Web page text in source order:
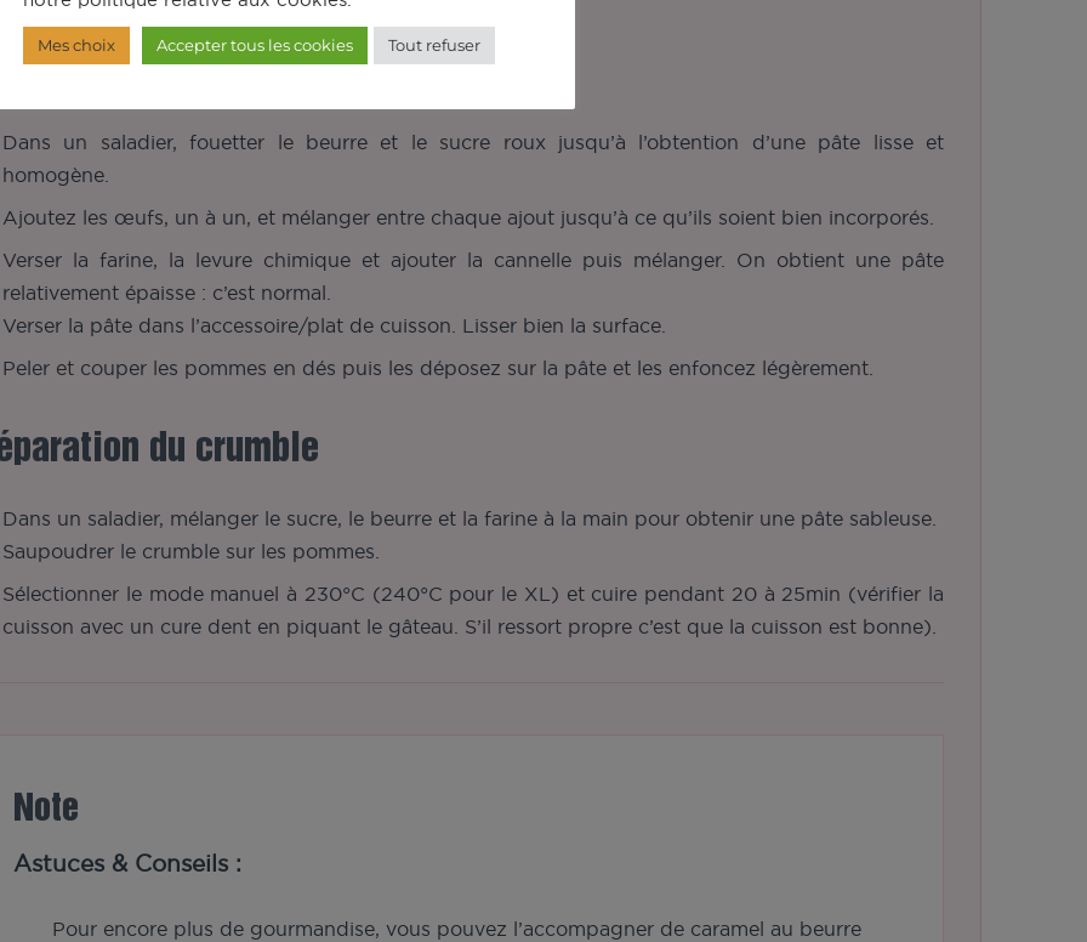
du gâteau
Dans un saladier, fouetter le beurre et le sucre roux jusqu’à l’obtention d’une pâte lisse et
homogène.
Ajoutez les œufs, un à un, et mélanger entre chaque ajout jusqu’à ce qu’ils soient bien incorporés.
Verser la farine, la levure chimique et ajouter la cannelle puis mélanger. On obtient une pâte
relativement épaisse : c’est normal.
Verser la pâte dans l’accessoire/plat de cuisson. Lisser bien la surface.
Peler et couper les pommes en dés puis les déposez sur la pâte et les enfoncez légèrement.
du crumble
Dans un saladier, mélanger le sucre, le beurre et la farine à la main pour obtenir une pâte sableuse.
Saupoudrer le crumble sur les pommes.
Sélectionner le mode manuel à 230°C (240°C pour le XL) et cuire pendant 20 à 25min (vérifier la
cuisson avec un cure dent en piquant le gâteau. S’il ressort propre c’est que la cuisson est bonne).
Note
Astuces & Conseils :
Pour encore plus de gourmandise, vous pouvez l’accompagner de caramel au beurre
Mes choix Accepter tous les cookies Tout refuser